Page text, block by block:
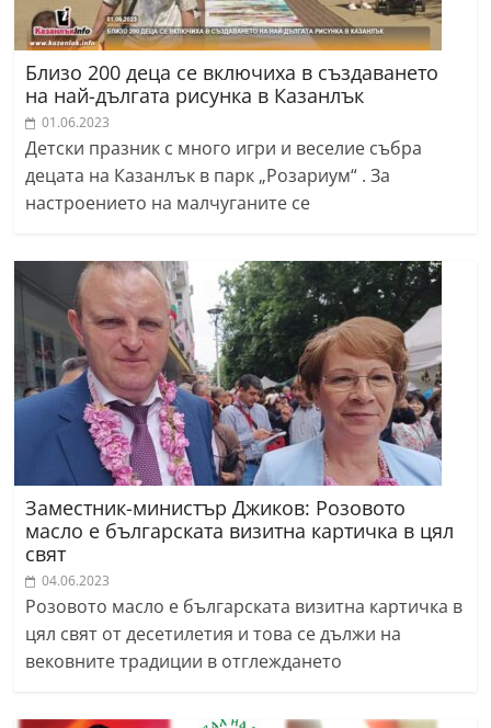
Близо 200 деца се включиха в създаването
на най-дългата рисунка в Казанлък
01.06.2023
Детски празник с много игри и веселие събра
децата на Казанлък в парк „Розариум“ . За
настроението на малчуганите се
Заместник-министър Джиков: Розовото
масло е българската визитна картичка в цял
свят
04.06.2023
Розовото масло е българската визитна картичка в
цял свят от десетилетия и това се дължи на
вековните традиции в отглеждането